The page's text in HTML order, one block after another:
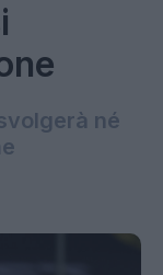
né